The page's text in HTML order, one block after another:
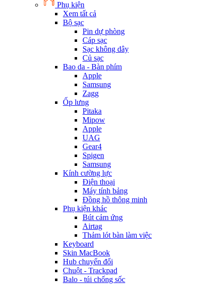
Phụ kiện
Xem tất cả
Bộ sạc
Pin dự phòng
Cáp sạc
Sạc không dây
Củ sạc
Bao da - Bàn phím
Apple
Samsung
Zagg
Ốp lưng
Pitaka
Mipow
Apple
UAG
Gear4
Spigen
Samsung
Kính cường lực
Điện thoại
Máy tính bảng
Đồng hồ thông minh
Phụ kiện khác
Bút cảm ứng
Airtag
Thảm lót bàn làm việc
Keyboard
Skin MacBook
Hub chuyển đổi
Chuột - Trackpad
Balo - túi chống sốc